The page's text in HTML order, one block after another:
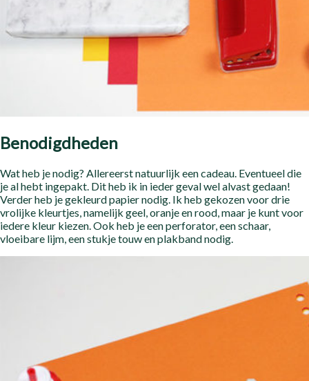
Benodigdheden
Wat heb je nodig? Allereerst natuurlijk een cadeau. Eventueel die
je al hebt ingepakt. Dit heb ik in ieder geval wel alvast gedaan!
Verder heb je gekleurd papier nodig. Ik heb gekozen voor drie
vrolijke kleurtjes, namelijk geel, oranje en rood, maar je kunt voor
iedere kleur kiezen. Ook heb je een perforator, een schaar,
vloeibare lijm, een stukje touw en plakband nodig.